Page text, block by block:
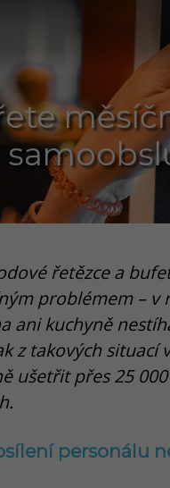
řetězce a
problémem – v
ani kuchyně
z takových situací
ušetřit přes 25
personálu